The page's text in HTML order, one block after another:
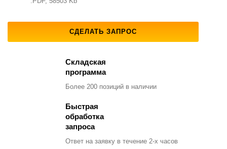
СДЕЛАТЬ ЗАПРОС
Складская
программа
Более 200 позиций в наличии
Быстрая
обработка
запроса
Ответ на заявку в течение 2-х часов